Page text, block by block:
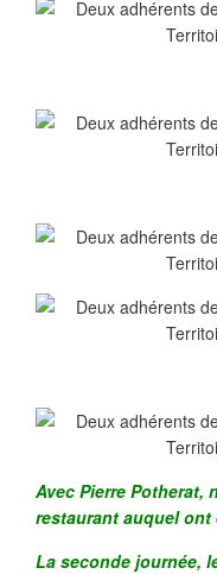
Avec Pierre Potherat,
restaurant auquel
La seconde journée,